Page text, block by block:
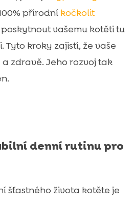
přírodní kočkolit
vašemu kotěti tu
Tyto kroky zajistí, že vaše
zdravě. Jeho rozvoj tak
denní rutinu pro
šťastného života kotěte je